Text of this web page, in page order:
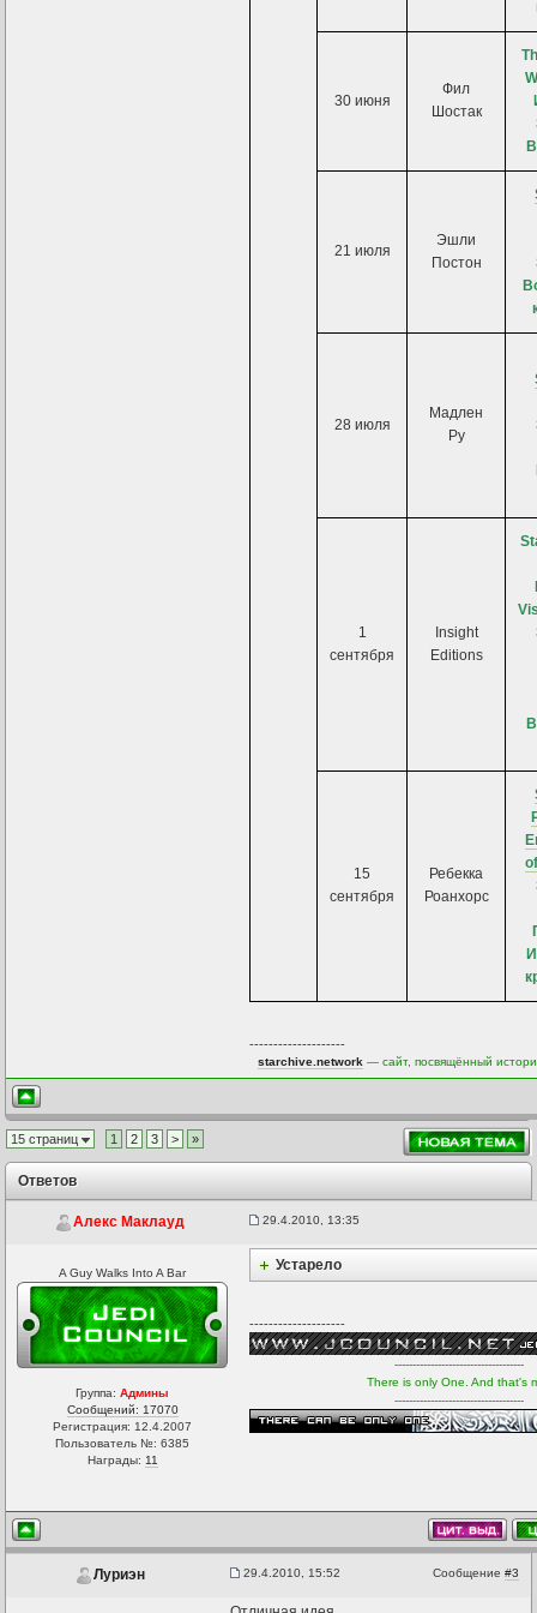
30 июня
Фил
Шостак
21 июля
Эшли
Постон
28 июля
Мадлен
Ру
1
сентября
Insight
Editions
15
сентября
Ребекка
Роанхорс
--------------------
starchive.network — сайт, посвящённый
15 страниц 1 2 3 > »
Ответов
Алекс Маклауд 29.4.2010, 13:35
A Guy Walks Into A Bar
Группа:Админы
Сообщений: 17070
Регистрация: 12.4.2007
Пользователь №: 6385
Награды: 11
Устарело
--------------------
------------------------------------
There is only One. And that's
------------------------------------
Луриэн 29.4.2010, 15:52 Сообщение#3